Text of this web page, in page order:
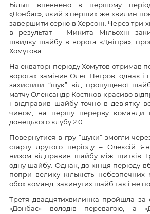
Більш впевнено в першому
«Донбас», який з перших же хвилин
завершити серію в Херсоні. Через три
в результат – Микита Мільохін
швидку шайбу в ворота «Дніпра»,
Хомутова.
На екваторі періоду Хомутов отримав
воротах замінив Олег Петров, однак і
захистити “щук” від пропущеної
матчу Олександр Костіков красиво
і відправив шайбу точно в дев’ятку
чином, на першу перерву команди
донецького клубу 2:0.
Повернутися в гру “щуки” змогли
старту другого періоду – Олексій
низом відправив шайбу між щитків
одну шайбу. Однак, до кінця періоду
попри велику кількість небезпечних
обох команд, закинутих шайб так і не
Третя двадцятихвилинка пройшла за
«Донбас» володів перевагою, а